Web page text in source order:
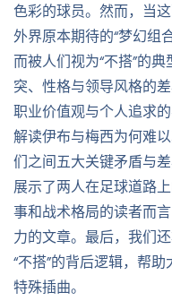
色彩的球员。然而，当
外界原本期待的“梦幻组
而被人们视为“不搭”的
突、性格与领导风格的
职业价值观与个人追求
解读伊布与梅西为何难
们之间五大关键矛盾与
展示了两人在足球道路
事和战术格局的读者而
力的文章。最后，我们
“不搭”的背后逻辑，帮
特殊插曲。